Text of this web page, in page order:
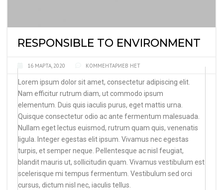
RESPONSIBLE TO ENVIRONMENT
16 МАРТА, 2020 КОММЕНТАРИЕВ НЕТ
Lorem ipsum dolor sit amet, consectetur adipiscing elit.
Nam efficitur rutrum diam, ut commodo ipsum
elementum. Duis quis iaculis purus, eget mattis urna.
Quisque consectetur odio ac ante fermentum malesuada.
Nullam eget lectus euismod, rutrum quam quis, venenatis
ligula. Integer egestas elit ipsum. Vivamus nec egestas
turpis, et semper neque. Pellentesque ac nisl feugiat,
blandit mauris ut, sollicitudin quam. Vivamus vestibulum est
scelerisque mi tempus fermentum. Vestibulum sed orci
cursus, dictum nisl nec, iaculis tellus.